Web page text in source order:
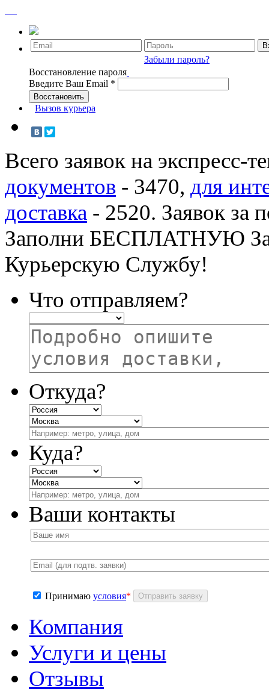
Забыли пароль?
Восстановление пароля
Введите Ваш Email *
Вызов курьера
Всего заявок на экспресс-
документов - 3470, для
доставка - 2520. Заявок за
Заполни БЕСПЛАТНУЮ
Курьерскую Службу!
Что отправляем?
Откуда?
Куда?
Ваши контакты
Принимаю условия*
Компания
Услуги и цены
Отзывы